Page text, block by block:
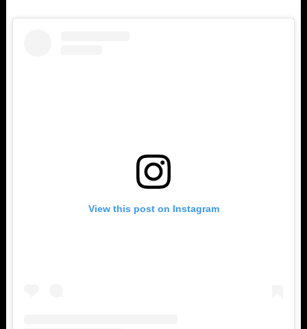
View this post on Instagram